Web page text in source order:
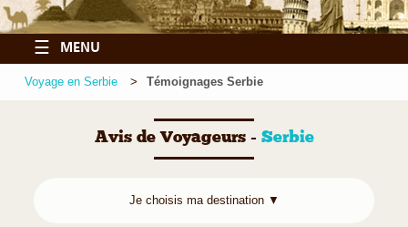
☰ MENU
Voyage en Serbie Témoignages Serbie
Avis de Voyageurs - Serbie